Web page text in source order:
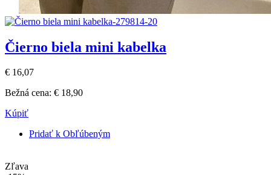
Čierno biela mini kabelka
€ 16,07
Bežná cena: € 18,90
Kúpiť
Pridať k Obľúbeným
Zľava